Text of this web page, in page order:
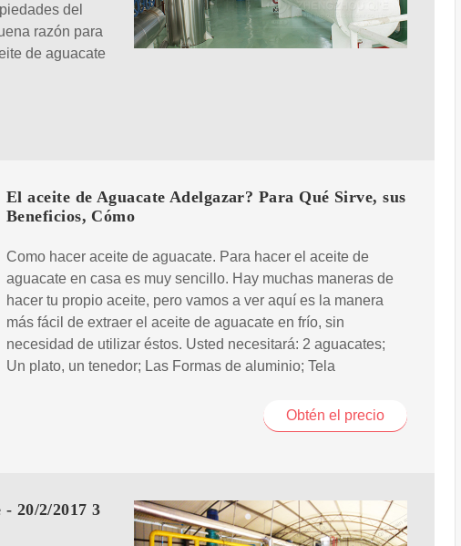
del
razón para
de aguacate
El aceite de Aguacate Adelgazar? Para Qué Sirve, sus
Beneficios, Cómo
Como hacer aceite de aguacate. Para hacer el aceite de
aguacate en casa es muy sencillo. Hay muchas maneras de
hacer tu propio aceite, pero vamos a ver aquí es la manera
más fácil de extraer el aceite de aguacate en frío, sin
necesidad de utilizar éstos. Usted necesitará: 2 aguacates;
Un plato, un tenedor; Las Formas de aluminio; Tela
Obtén el precio
20/2/2017 3